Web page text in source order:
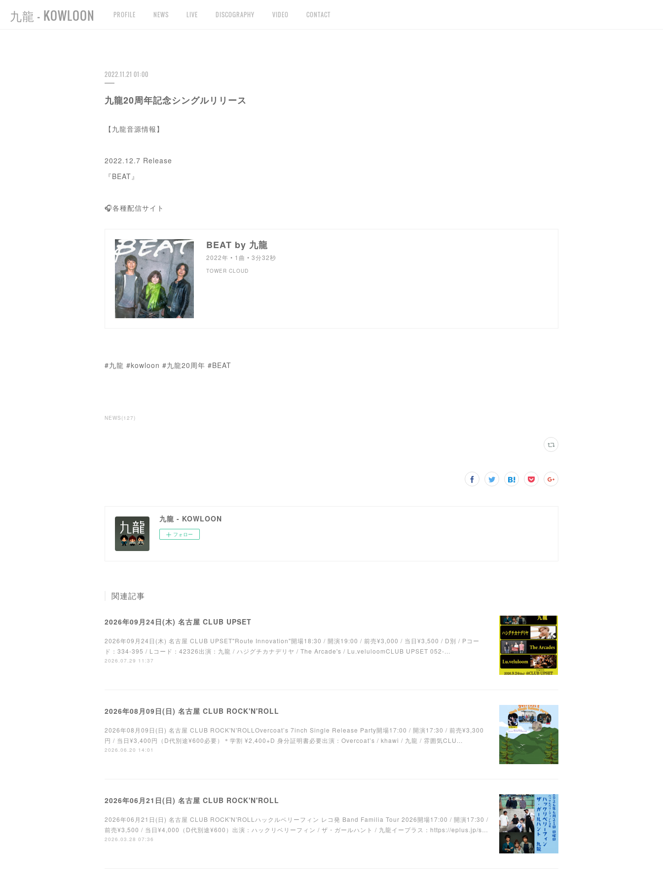
九龍 - KOWLOON PROFILE NEWS LIVE DISCOGRAPHY VIDEO CONTACT
2022.11.21 01:00
九龍20周年記念シングルリリース
【九龍音源情報】
2022.12.7 Release
『BEAT』
🎧各種配信サイト
BEAT by 九龍
2022年 • 1曲 • 3分32秒
TOWER CLOUD
#九龍 #kowloon #九龍20周年 #BEAT
NEWS (127)
九龍 - KOWLOON
フォロー
関連記事
2026年09月24日(木) 名古屋 CLUB UPSET
2026年09月24日(木) 名古屋 CLUB UPSET"Route Innovation"開場18:30 / 開演19:00 / 前売¥3,000 / 当日¥3,500 / D別 / Pコー
ド：334-395 / Lコード：42326出演：九龍 / ハジグチカナデリヤ / The Arcade's / Lu.veluloomCLUB UPSET 052-...
2026.07.29 11:37
2026年08月09日(日) 名古屋 CLUB ROCK'N'ROLL
2026年08月09日(日) 名古屋 CLUB ROCK'N'ROLLOvercoat’s 7inch Single Release Party開場17:00 / 開演17:30 / 前売¥3,300
円 / 当日¥3,400円（D代別途¥600必要）＊学割 ¥2,400+D 身分証明書必要出演：Overcoat’s / khawi / 九龍 / 雰囲気CLU...
2026.06.20 14:01
2026年06月21日(日) 名古屋 CLUB ROCK'N'ROLL
2026年06月21日(日) 名古屋 CLUB ROCK'N'ROLLハックルベリーフィン レコ発 Band Familia Tour 2026開場17:00 / 開演17:30 /
前売¥3,500 / 当日¥4,000（D代別途¥600）出演：ハックリベリーフィン / ザ・ガールハント / 九龍イープラス：https://eplus.jp/s…
2026.03.28 07:36